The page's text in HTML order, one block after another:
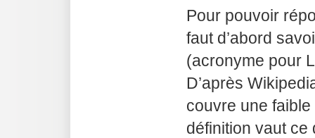
Pour pouvoir
faut d’abord
(acronyme pour
D’après
couvre une
définition vaut ce